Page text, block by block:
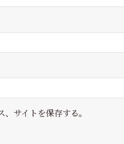
サイトを保存する。